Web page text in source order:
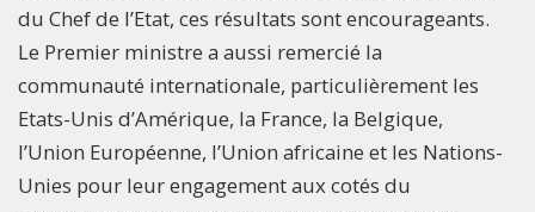
du Chef de l’Etat, ces résultats sont encourageants.
Le Premier ministre a aussi remercié la
communauté internationale, particulièrement les
Etats-Unis d’Amérique, la France, la Belgique,
l’Union Européenne, l’Union africaine et les Nations-
Unies pour leur engagement aux cotés du